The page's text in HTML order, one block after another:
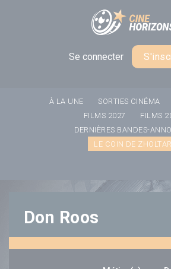
Se connecter
À LA UNE SORTIES CINÉMA
FILMS 2027
FILMS
DERNIÈRES BANDES-
LE COIN DE ZHOLTAR
Don Roos
Panneau de gestion des cookies